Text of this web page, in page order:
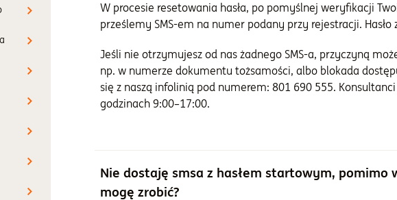
W procesie resetowania hasła, po pomyślnej weryfikacji
prześlemy SMS-em na numer podany przy rejestracji.
Jeśli nie otrzymujesz od nas żadnego SMS-a, przyczyną
np. w numerze dokumentu tożsamości, albo blokada
się z naszą infolinią pod numerem: 801 690 555.
godzinach 9:00–17:00.
Nie dostaję smsa z hasłem startowym,
mogę zrobić?